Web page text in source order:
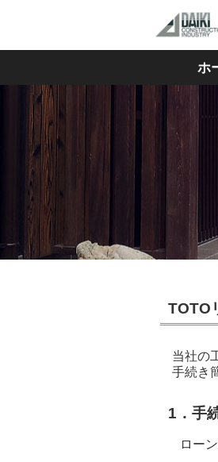
ホ
TOTO
当社の
手続き
1．手
ロー